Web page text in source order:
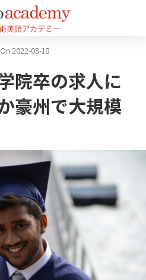
On 2022-03-18
院卒の求人に
豪州で大規模